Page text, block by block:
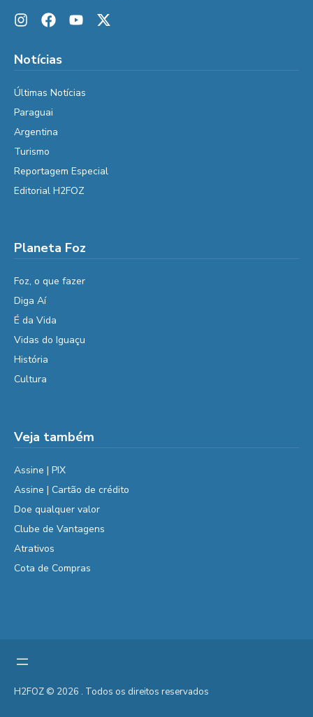
Notícias
Últimas Notícias
Paraguai
Argentina
Turismo
Reportagem Especial
Editorial H2FOZ
Planeta Foz
Foz, o que fazer
Diga Aí
É da Vida
Vidas do Iguaçu
História
Cultura
Veja também
Assine | PIX
Assine | Cartão de crédito
Doe qualquer valor
Clube de Vantagens
Atrativos
Cota de Compras
H2FOZ © 2026 . Todos os direitos reservados